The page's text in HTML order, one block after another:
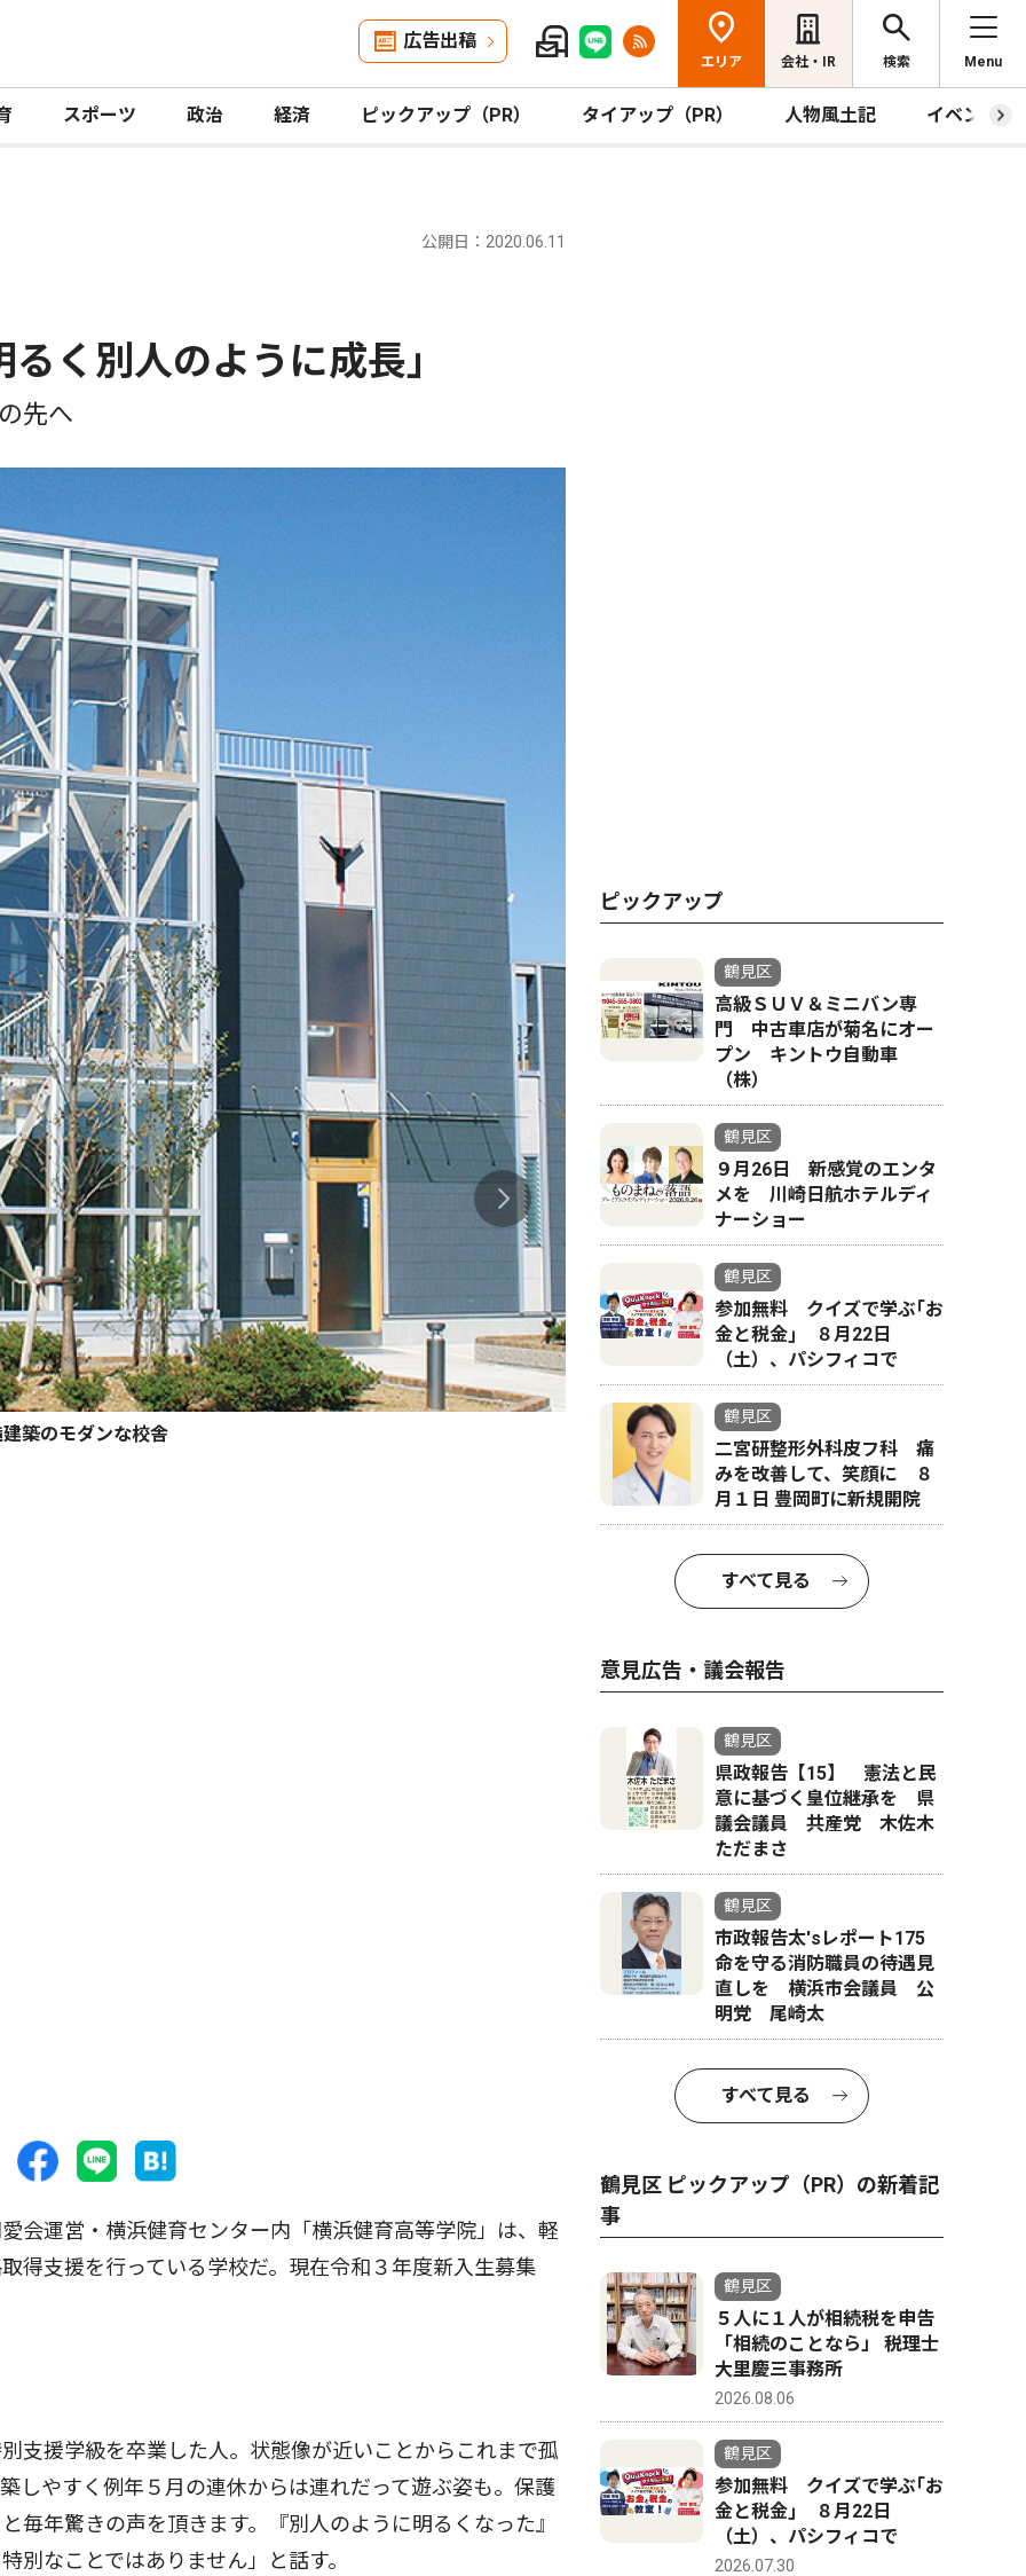
広告出稿
エリア 会社・IR 検索 Menu
スポーツ 政治 経済 ピックアップ（PR） タイアップ（PR） 人物風土記 イベント
公開日：2020.06.11
く別人のように成長｣
先へ
築のモダンな校舎
運営・横浜健育センター内「横浜健育高等学院」は、軽
得支援を行っている学校だ。現在令和３年度新入生募集
援学級を卒業した人。状態像が近いことからこれまで孤
しやすく例年５月の連休からは連れだって遊ぶ姿も。保護
毎年驚きの声を頂きます。『別人のように明るくなった』
別なことではありません」と話す。
ピックアップ
鶴見区
高級ＳＵＶ＆ミニバン専
門 中古車店が菊名にオー
プン キントウ自動車
（株）
鶴見区
９月26日 新感覚のエンタ
メを 川崎日航ホテルディ
ナーショー
鶴見区
参加無料 クイズで学ぶ｢お
金と税金｣ ８月22日
（土）、パシフィコで
鶴見区
二宮研整形外科皮フ科 痛
みを改善して、笑顔に ８
月１日 豊岡町に新規開院
すべて見る
意見広告・議会報告
鶴見区
県政報告【15】 憲法と民
意に基づく皇位継承を 県
議会議員 共産党 木佐木
ただまさ
鶴見区
市政報告太'sレポート175
命を守る消防職員の待遇見
直しを 横浜市会議員 公
明党 尾崎太
すべて見る
鶴見区 ピックアップ（PR）の新着記
事
鶴見区
５人に１人が相続税を申告
「相続のことなら」 税理士
大里慶三事務所
2026.08.06
鶴見区
参加無料 クイズで学ぶ｢お
金と税金｣ ８月22日
（土）、パシフィコで
2026.07.30